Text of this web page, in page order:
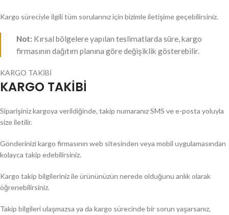
Kargo süreciyle ilgili tüm sorularınız için bizimle iletişime geçebilirsiniz.
Not: Kırsal bölgelere yapılan teslimatlarda süre, kargo
firmasının dağıtım planına göre değişiklik gösterebilir.
KARGO TAKİBİ
KARGO TAKİBİ
Siparişiniz kargoya verildiğinde, takip numaranız SMS ve e-posta yoluyla
size iletilir.
Gönderinizi kargo firmasının web sitesinden veya mobil uygulamasından
kolayca takip edebilirsiniz.
Kargo takip bilgileriniz ile ürününüzün nerede olduğunu anlık olarak
öğrenebilirsiniz.
Takip bilgileri ulaşmazsa ya da kargo sürecinde bir sorun yaşarsanız,